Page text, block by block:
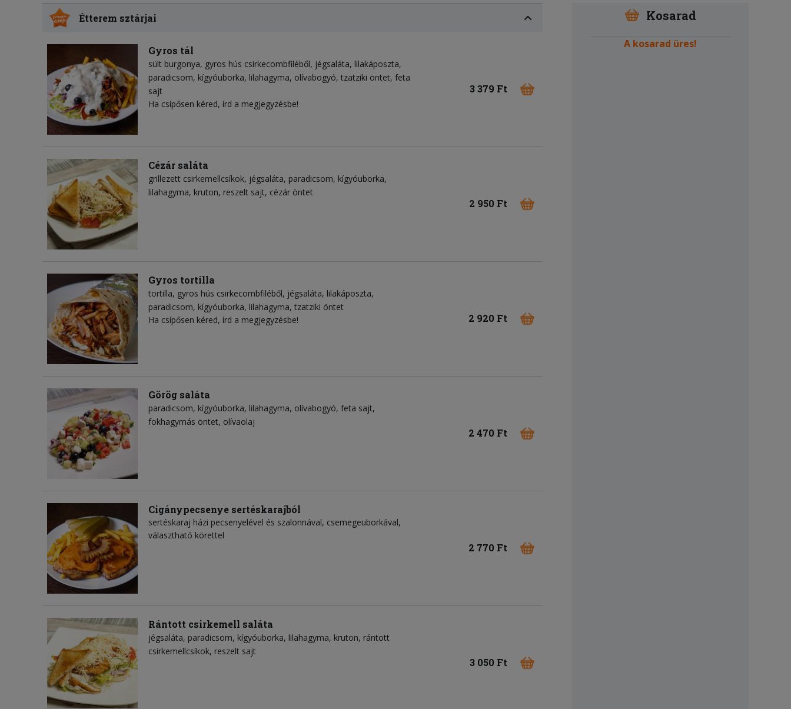
Étterem sztárjai
Gyros tál
sült burgonya gyros hús csirkecombfiléből jégsaláta lilakáposzta
paradicsom kígyóuborka lilahagyma olívabogyó tzatziki öntet feta
sajt
Ha csípősen kéred, írd a megjegyzésbe!
3 379 Ft
Cézár saláta
grillezett csirkemellcsíkok jégsaláta paradicsom kígyóuborka
lilahagyma kruton reszelt sajt cézár öntet
2 950 Ft
Gyros tortilla
tortilla gyros hús csirkecombfiléből jégsaláta lilakáposzta
paradicsom kígyóuborka lilahagyma tzatziki öntet
Ha csípősen kéred, írd a megjegyzésbe!
2 920 Ft
Görög saláta
paradicsom kígyóuborka lilahagyma olívabogyó feta sajt
fokhagymás öntet olívaolaj
2 470 Ft
Cigánypecsenye sertéskarajból
sertéskaraj házi pecsenyelével és szalonnával, csemegeuborkával,
választható körettel
2 770 Ft
Rántott csirkemell saláta
jégsaláta paradicsom kígyóuborka lilahagyma kruton rántott
csirkemellcsíkok reszelt sajt
3 050 Ft
Kosarad
A kosarad üres!